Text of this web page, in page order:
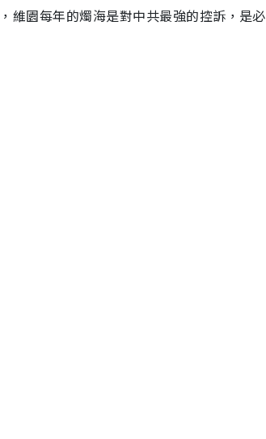
維園每年的燭海是對中共最強的控訴，是必